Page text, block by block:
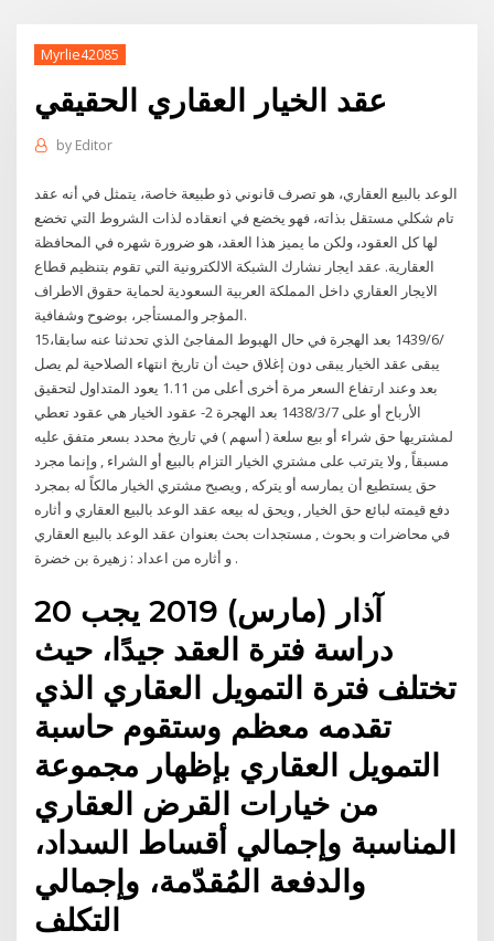
Myrlie42085
عقد الخيار العقاري الحقيقي
by Editor
الوعد بالبيع العقاري، هو تصرف قانوني ذو طبيعة خاصة، يتمثل في أنه عقد
تام شكلي مستقل بذاته، فهو يخضع في انعقاده لذات الشروط التي تخضع
لها كل العقود، ولكن ما يميز هذا العقد، هو ضرورة شهره في المحافظة
العقارية. عقد ايجار نشارك الشبكة الالكترونية التي تقوم بتنظيم قطاع
الايجار العقاري داخل المملكة العربية السعودية لحماية حقوق الاطراف
المؤجر والمستأجر، بوضوح وشفافية.
15‏‏/6‏‏/1439 بعد الهجرة في حال الهبوط المفاجئ الذي تحدثنا عنه سابقا،
يبقى عقد الخيار يبقى دون إغلاق حيث أن تاريخ انتهاء الصلاحية لم يصل
بعد وعند ارتفاع السعر مرة أخرى أعلى من 1.11 يعود المتداول لتحقيق
الأرباح أو على 7‏‏/3‏‏/1438 بعد الهجرة 2- عقود الخيار هي عقود تعطي
لمشتريها حق شراء أو بيع سلعة ( أسهم ) في تاريخ محدد بسعر متفق عليه
مسبقاً , ولا يترتب على مشتري الخيار التزام بالبيع أو الشراء , وإنما مجرد
حق يستطيع أن يمارسه أو يتركه , ويصبح مشتري الخيار مالكاً له بمجرد
دفع قيمته لبائع حق الخيار , ويحق له بيعه عقد الوعد بالبيع العقاري و أثاره
في محاضرات و بحوث , مستجدات بحث بعنوان عقد الوعد بالبيع العقاري
و أثاره من اعداد : زهيرة بن خضرة .
20 آذار (مارس) 2019 يجب
دراسة فترة العقد جيدًا، حيث
تختلف فترة التمويل العقاري الذي
تقدمه معظم وستقوم حاسبة
التمويل العقاري بإظهار مجموعة
من خيارات القرض العقاري
المناسبة وإجمالي أقساط السداد،
والدفعة المُقدّمة، وإجمالي
التكلف